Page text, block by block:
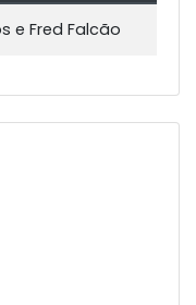
e Fred Falcão